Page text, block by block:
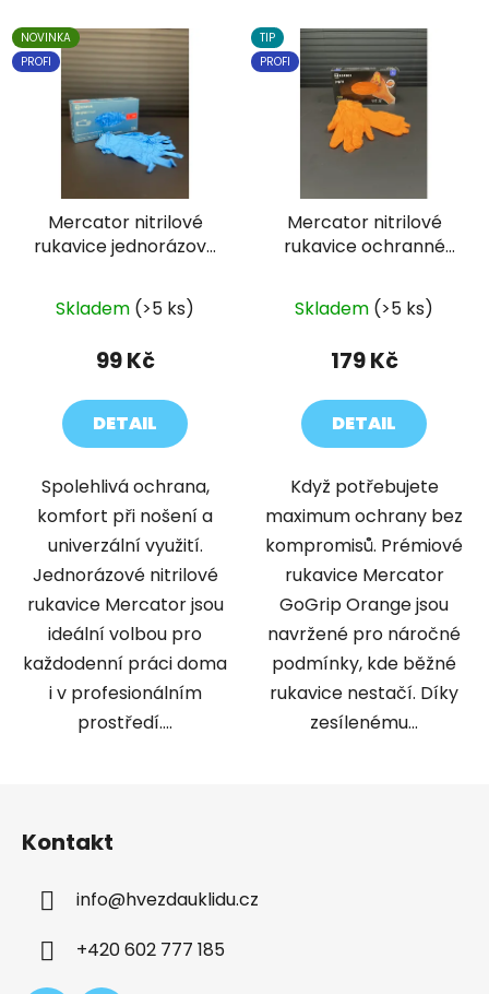
NOVINKA
PROFI
Mercator nitrilové
rukavice jednorázové
modré 100 ks
Skladem (>5 ks)
99 Kč
DETAIL
Spolehlivá ochrana,
komfort při nošení a
univerzální využití.
Jednorázové nitrilové
rukavice Mercator jsou
ideální volbou pro
každodenní práci doma
i v profesionálním
prostředí....
TIP
PROFI
Mercator nitrilové
rukavice ochranné
50ks
Skladem (>5 ks)
179 Kč
DETAIL
Když potřebujete
maximum ochrany bez
kompromisů. Prémiové
rukavice Mercator
GoGrip Orange jsou
navržené pro náročné
podmínky, kde běžné
rukavice nestačí. Díky
zesílenému...
Kontakt
info@hvezdauklidu.cz
+420 602 777 185